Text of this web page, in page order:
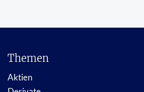
Themen
Aktien